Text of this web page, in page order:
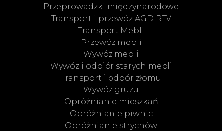
Przeprowadzki międzynarodowe
Transport i przewóz AGD RTV
Transport Mebli
Przewóz mebli
Wywóz mebli
Wywóz i odbiór starych mebli
Transport i odbór złomu
Wywóz gruzu
Opróżnianie mieszkań
Opróżnianie piwnic
Opróżnianie strychów